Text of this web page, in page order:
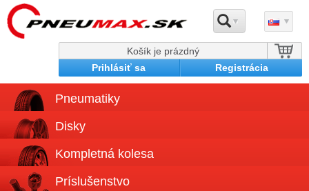
Košík je prázdný
Prihlásiť sa
Registrácia
Pneumatiky
Disky
Kompletná kolesa
Príslušenstvo